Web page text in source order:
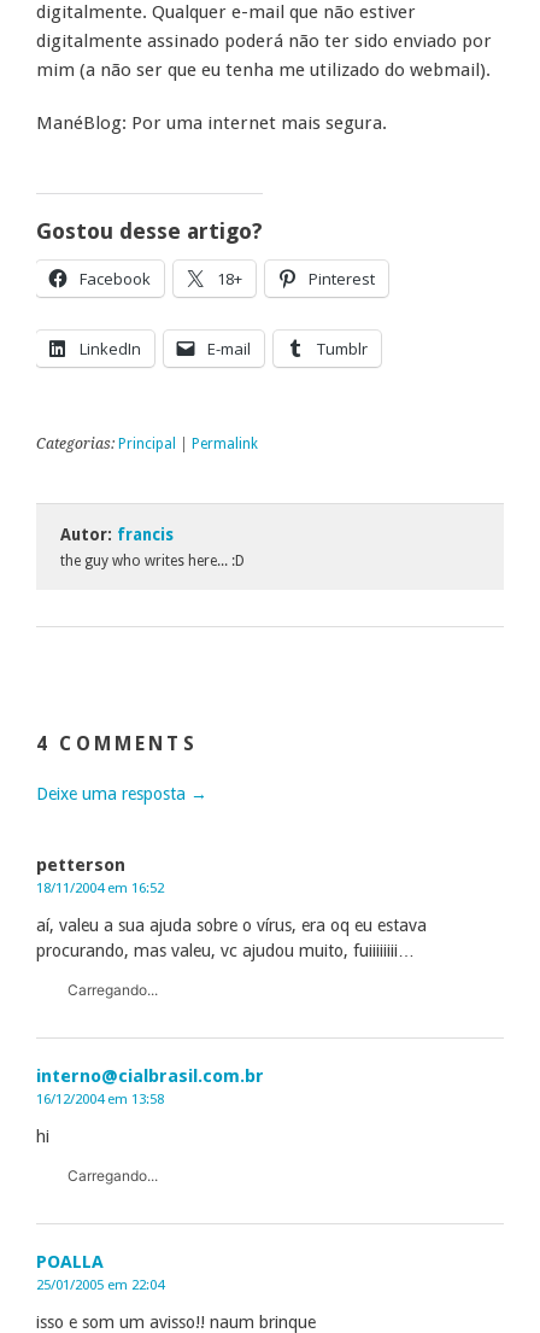
digitalmente. Qualquer e-mail que não estiver
digitalmente assinado poderá não ter sido enviado por
mim (a não ser que eu tenha me utilizado do webmail).
ManéBlog: Por uma internet mais segura.
Gostou desse artigo?
Facebook 18+ Pinterest
LinkedIn E-mail Tumblr
Categorias: Principal Permalink
Autor: francis
the guy who writes here... :D
4 COMMENTS
Deixe uma resposta →
petterson
18/11/2004 em 16:52
aí, valeu a sua ajuda sobre o vírus, era oq eu estava
procurando, mas valeu, vc ajudou muito, fuiiiiiiii…
Carregando...
interno@cialbrasil.com.br
16/12/2004 em 13:58
hi
Carregando...
POALLA
25/01/2005 em 22:04
isso e som um avisso!! naum brinque